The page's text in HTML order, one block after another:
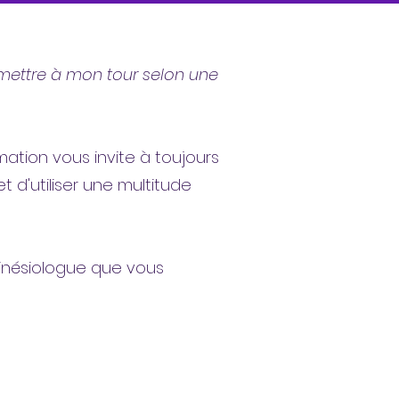
à mon tour selon une
vous invite à toujours
d'utiliser une multitude
que vous